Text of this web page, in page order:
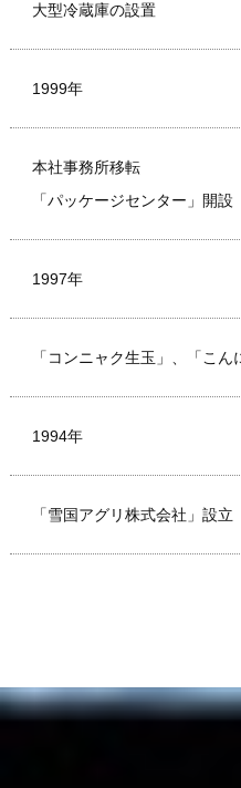
大型冷蔵庫の設置
1999年
本社事務所移転
「パッケージセンター」開設
1997年
「コンニャク生玉」、「こ
1994年
「雪国アグリ株式会社」設立